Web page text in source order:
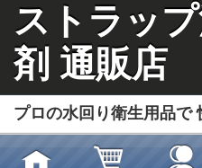
ストラッ
剤 通販店
プロの水回り衛生用品で